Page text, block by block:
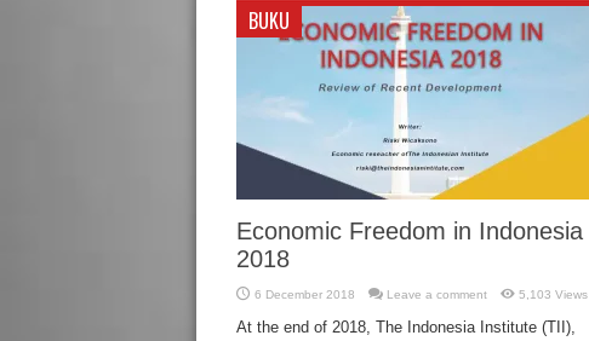
—
Juli
2026
BUKU
Economic Freedom in Indonesia
2018
6 December 2018 Leave a comment 5,103 Views
At the end of 2018, The Indonesia Institute (TII),